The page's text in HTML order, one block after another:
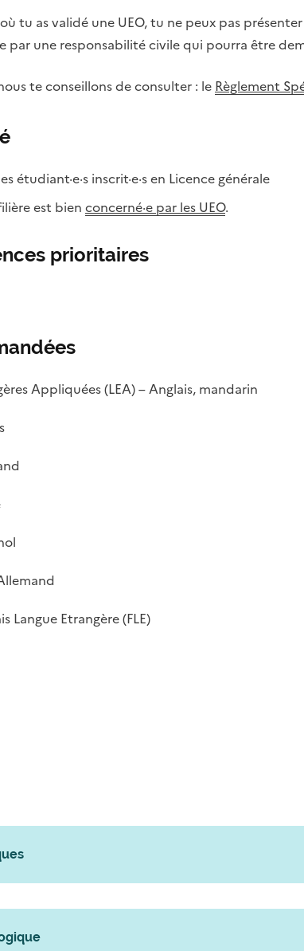
tu as validé une UEO, tu ne peux pas
par une responsabilité civile qui pourra être
te conseillons de consulter : le Règlement
étudiant·e·s inscrit·e·s en Licence générale
est bien concerné·e par les UEO.
prioritaires
Appliquées (LEA) – Anglais, mandarin
Langue Etrangère (FLE)